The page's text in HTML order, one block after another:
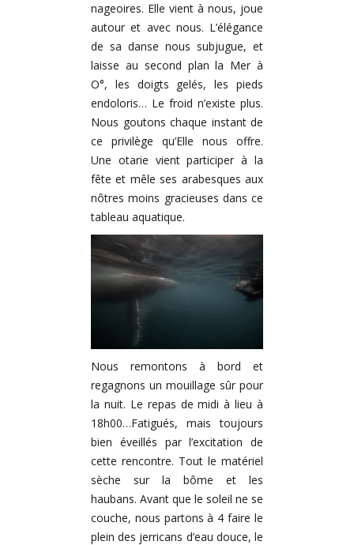
nageoires. Elle vient à nous, joue
autour et avec nous. L’élégance
de sa danse nous subjugue, et
laisse au second plan la Mer à
O°, les doigts gelés, les pieds
endoloris… Le froid n’existe plus.
Nous goutons chaque instant de
ce privilège qu’Elle nous offre.
Une otarie vient participer à la
fête et mêle ses arabesques aux
nôtres moins gracieuses dans ce
tableau aquatique.
Nous remontons à bord et
regagnons un mouillage sûr pour
la nuit. Le repas de midi à lieu à
18h00…Fatigués, mais toujours
bien éveillés par l’excitation de
cette rencontre. Tout le matériel
sèche sur la bôme et les
haubans. Avant que le soleil ne se
couche, nous partons à 4 faire le
plein des jerricans d’eau douce, le